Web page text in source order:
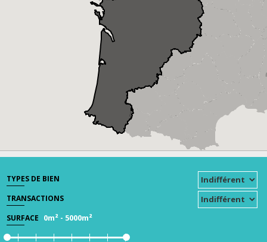
TYPES DE BIEN
TRANSACTIONS
SURFACE 0m² - 5000m²